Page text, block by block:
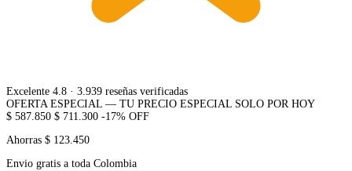
Excelente 4.8 · 3.939 reseñas verificadas
OFERTA ESPECIAL — TU PRECIO ESPECIAL SOLO POR HOY
$ 587.850 $ 711.300 -17% OFF
Ahorras $ 123.450
Envio gratis a toda Colombia